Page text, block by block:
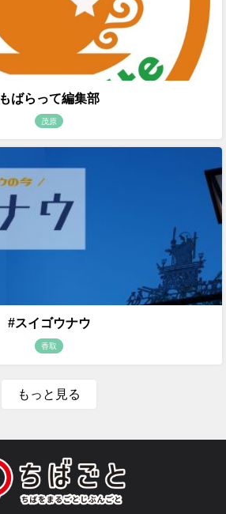
もばらって編集部
茂原
#スイゴウナウ
香取
もっと見る